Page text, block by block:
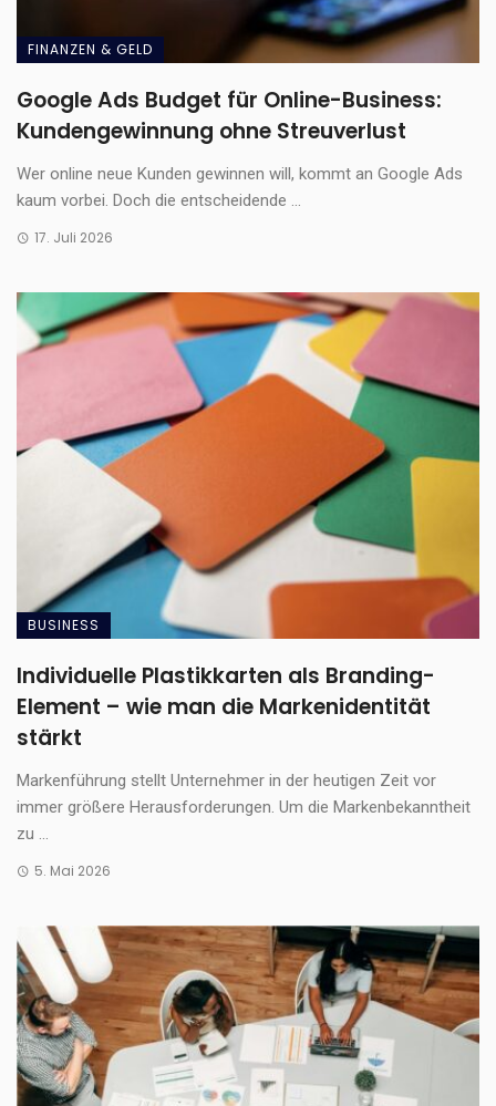
FINANZEN & GELD
Google Ads Budget für Online-Business:
Kundengewinnung ohne Streuverlust
Wer online neue Kunden gewinnen will, kommt an Google Ads
kaum vorbei. Doch die entscheidende ...
17. Juli 2026
BUSINESS
Individuelle Plastikkarten als Branding-
Element – wie man die Markenidentität
stärkt
Markenführung stellt Unternehmer in der heutigen Zeit vor
immer größere Herausforderungen. Um die Markenbekanntheit
zu ...
5. Mai 2026